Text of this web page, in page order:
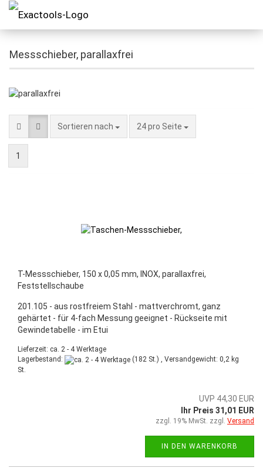
Messschieber, parallaxfrei
Sortieren nach 24 pro Seite
1
T-Messschieber, 150 x 0,05 mm, INOX, parallaxfrei,
Feststellschaube
201.105 - aus rostfreiem Stahl - mattverchromt, ganz
gehärtet - für 4-fach Messung geeignet - Rückseite mit
Gewindetabelle - im Etui
Lieferzeit: ca. 2 - 4 Werktage
Lagerbestand:
(182 St.) , Versandgewicht: 0,2 kg
St.
UVP 44,30 EUR
Ihr Preis 31,01 EUR
zzgl. 19% MwSt. zzgl. Versand
IN DEN WARENKORB